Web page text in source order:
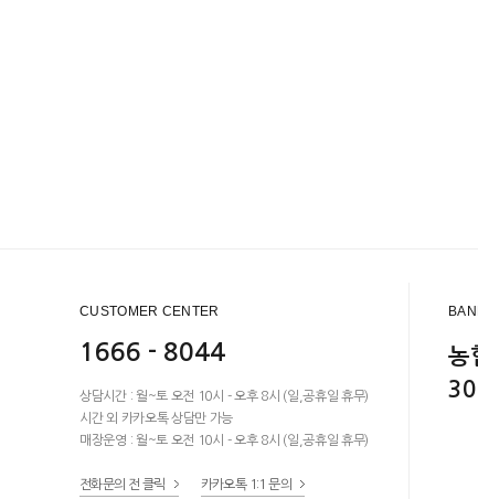
CUSTOMER CENTER
1666 - 8044
상담시간 : 월~토 오전 10시 - 오후 8시 (일,공휴일 휴무)
시간 외 카카오톡 상담만 가능
매장운영 : 월~토 오전 10시 - 오후 8시 (일,공휴일 휴무)
전화문의 전 클릭 카카오톡 1:1 문의
농